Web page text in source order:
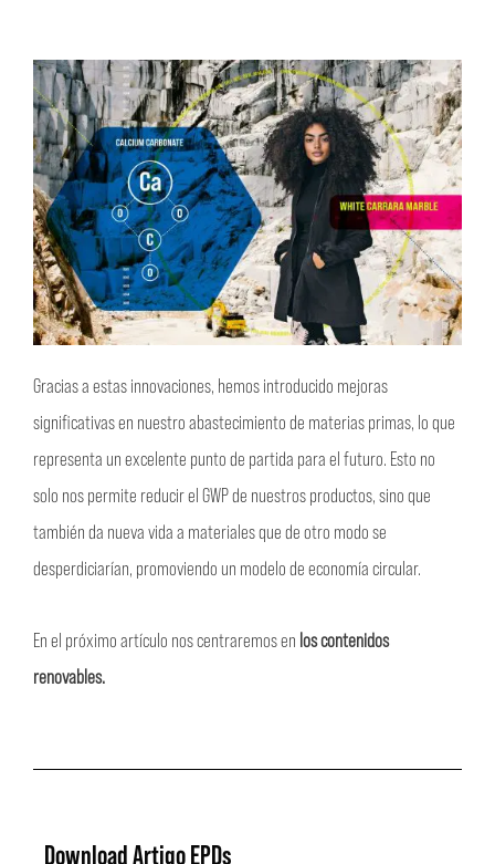
Gracias a estas innovaciones, hemos introducido mejoras
significativas en nuestro abastecimiento de materias primas, lo que
representa un excelente punto de partida para el futuro. Esto no
solo nos permite reducir el GWP de nuestros productos, sino que
también da nueva vida a materiales que de otro modo se
desperdiciarían, promoviendo un modelo de economía circular.
En el próximo artículo nos centraremos en los contenidos
renovables.
Download Artigo EPDs